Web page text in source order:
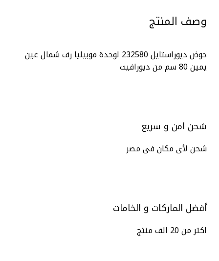
وصف المنتج
حوض ديوراستايل 232580 لوحدة موبيليا رف شمال عين
يمين 80 سم من ديورافيت
شحن امن و سريع
شحن لأى مكان فى مصر
أفضل الماركات و الخامات
اكتر من 20 الف منتج